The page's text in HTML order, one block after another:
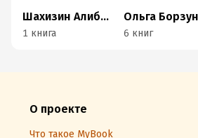
Шахизин Алибеков
1 книга 6 книг
О проекте
Что такое MyBook